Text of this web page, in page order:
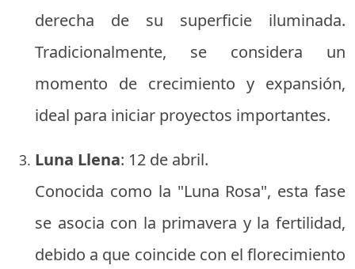
derecha de su superficie iluminada.
Tradicionalmente, se considera un
momento de crecimiento y expansión,
ideal para iniciar proyectos importantes.
Luna Llena: 12 de abril.
Conocida como la "Luna Rosa", esta fase
se asocia con la primavera y la fertilidad,
debido a que coincide con el florecimiento